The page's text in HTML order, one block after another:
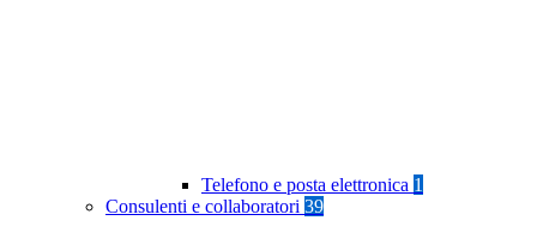
Telefono e posta elettronica 1
Consulenti e collaboratori 39